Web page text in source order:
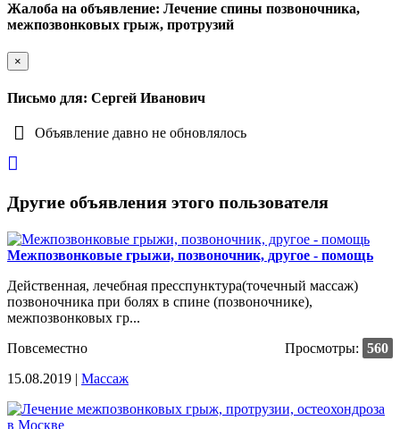
Жалоба на объявление: Лечение спины позвоночника,
межпозвонковых грыж, протрузий
×
Письмо для: Сергей Иванович
Объявление давно не обновлялось
Другие объявления этого пользователя
Межпозвонковые грыжи, позвоночник, другое - помощь
Действенная, лечебная пресспунктура(точечный массаж)
позвоночника при болях в спине (позвоночнике),
межпозвонковых гр...
Повсеместно
Просмотры: 560
15.08.2019 | Массаж